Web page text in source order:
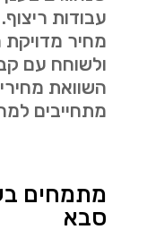
עבודות
מחיר
ולשוחח עם
השוואת
מתחייבים
מתמחים
סבא